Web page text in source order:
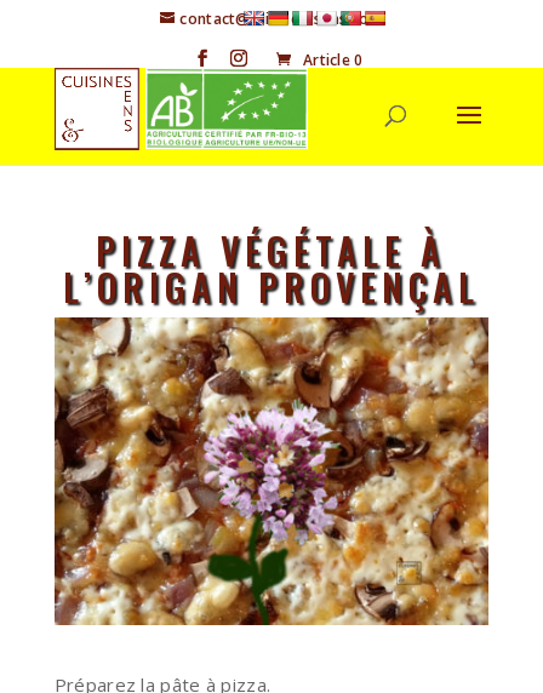
contact@cuisineetsens.com
Article 0
PIZZA VÉGÉTALE À
L’ORIGAN PROVENÇAL
Préparez la pâte à pizza.